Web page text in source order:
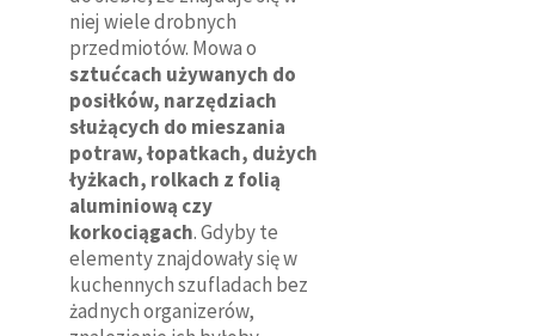
niej wiele drobnych
przedmiotów. Mowa o
sztućcach używanych do
posiłków, narzędziach
służących do mieszania
potraw, łopatkach, dużych
łyżkach, rolkach z folią
aluminiową czy
korkociągach. Gdyby te
elementy znajdowały się w
kuchennych szufladach bez
żadnych organizerów,